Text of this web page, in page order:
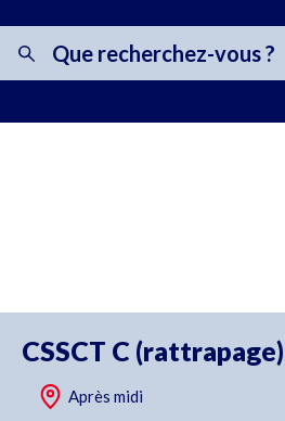
CSSCT C (rattrapage)
Après midi